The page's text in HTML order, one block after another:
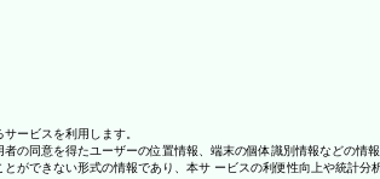
ービスを利用します。
の同意を得たユーザーの位置情報、端末の個体識別情報などの
ができない形式の情報であり、本サ ービスの利便性向上や統計